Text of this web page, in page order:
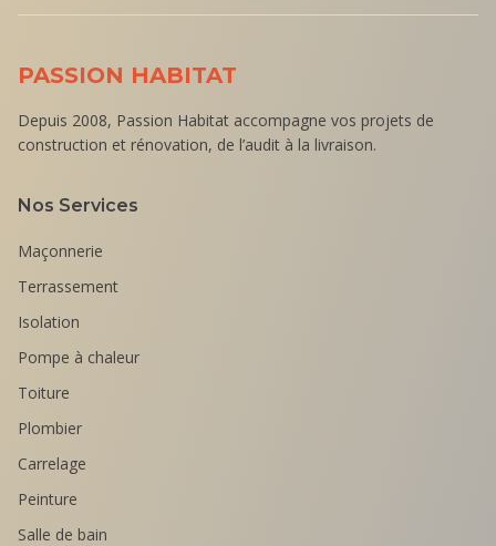
PASSION HABITAT
Depuis 2008, Passion Habitat accompagne vos projets de
construction et rénovation, de l’audit à la livraison.
Nos Services
Maçonnerie
Terrassement
Isolation
Pompe à chaleur
Toiture
Plombier
Carrelage
Peinture
Salle de bain